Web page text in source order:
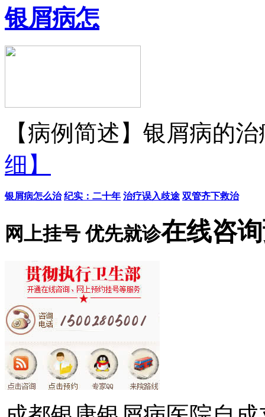
银屑病怎
【病例简述】银屑病的
细】
银屑病怎么治 纪实：二十年 治疗误入歧途 双管齐下救治
网上挂号 优先就诊在线咨